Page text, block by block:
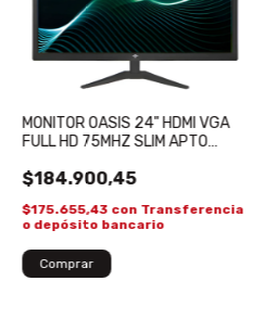
MONITOR OASIS 24" HDMI VGA
FULL HD 75MHZ SLIM APTO
ESCRITORIO
$184.900,45
$175.655,43 con Transferencia
o depósito bancario